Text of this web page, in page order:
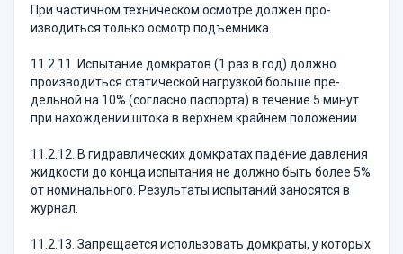
При частичном техническом осмотре должен про­
изводиться только осмотр подъемника.
11.2.11. Испытание домкратов (1 раз в год) должно
производиться статической нагрузкой больше пре­
дельной на 10% (согласно паспорта) в течение 5 минут
при нахождении штока в верхнем крайнем положе­нии.
11.2.12. В гидравлических домкратах падение давления
жидкости до конца испытания не должно быть более 5%
от номинального. Результаты испы­таний заносятся в
журнал.
11.2.13. Запрещается использовать домкраты, у которых